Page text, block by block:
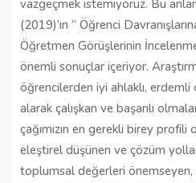
vazgeçmek istemiyoruz. Bu
(2019)’ın “ Öğrenci
Öğretmen Görüşlerinin
önemli sonuçlar içeriyor.
öğrencilerden iyi ahlaklı, erdemli
alarak çalışkan ve başarılı
çağımızın en gerekli birey profili
eleştirel düşünen ve çözüm
toplumsal değerleri önemseyen,